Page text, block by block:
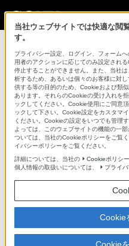
MS-EX4GD
PCM-D1専用“メ
対応商品・アクセ
リニアPCMレコーダー(1)
当社ウェブサイトでは快適な閲
す。
プライバシー設定、ログイン、フォーム
用者のアクションに応じてのみ設定され
停止することができません。また、当社
析するため、あるいは個々のお客様に対
供する等の目的のため、Cookieおよび類
あります。それらのCookieの受け入れを
ックしてください。Cookie使用にご同意
ックして下さい。Cookie設定をカスタマ
ください。Cookieの設定をいつでも管理
よっては、このウェブサイトの機能の一
ついては、当社のCookieポリシーをご覧
イバシーポリシーをご覧ください。
詳細については、当社の
Cookieポリシー
個人情報の取扱いについては、
プライ
Cookie